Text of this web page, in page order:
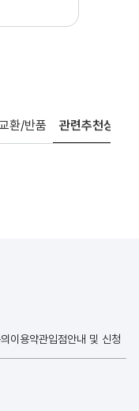
환/반품 관련추천상품
이용약관입점안내 및 신청